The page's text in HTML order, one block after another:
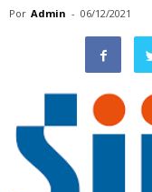
Por Admin - 06/12/2021